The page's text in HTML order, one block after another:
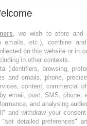
les semaines les
, we wish to store and
emails, etc.), combine
on this website or in
in other contexts.
(identifiers, browsing,
and emails, phone,
content, commercial
email, post, SMS, phone,
and analysing
and withdraw your
detailed preferences"